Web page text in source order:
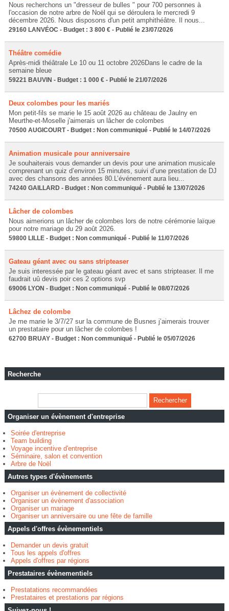
Nous recherchons un "dresseur de bulles " pour 700 personnes à
l'occasion de notre arbre de Noël qui se déroulera le mercredi 9
décembre 2026. Nous disposons d'un petit amphithéâtre. Il nous...
29160 LANVÉOC - Budget : 3 800 € - Publié le 23/07/2026
Théâtre comédie
Après-midi théâtrale Le 10 ou 11 octobre 2026Dans le cadre de la
semaine bleue
59221 BAUVIN - Budget : 1 000 € - Publié le 21/07/2026
Deux colombes pour les mariés
Mon petit-fils se marie le 15 août 2026 au château de Jaulny en
Meurthe-et-Moselle j'aimerais un lâcher de colombes
70500 AUGICOURT - Budget : Non communiqué - Publié le 14/07/2026
Animation musicale pour anniversaire
Je souhaiterais vous demander un devis pour une animation musicale
comprenant un quiz d’environ 15 minutes, suivi d’une prestation de DJ
avec des chansons des années 80.L’événement aura lieu...
74240 GAILLARD - Budget : Non communiqué - Publié le 13/07/2026
Lâcher de colombes
Nous aimerions un lâcher de colombes lors de notre cérémonie laïque
pour notre mariage du 29 août 2026.
59800 LILLE - Budget : Non communiqué - Publié le 11/07/2026
Gateau géant avec ou sans stripteaser
Je suis interessée par le gateau géant avec et sans stripteaser. Il me
faudrait uû devis poir ces 2 options svp
69006 LYON - Budget : Non communiqué - Publié le 08/07/2026
Lâchez de colombe
Je me marie le 3/7/27 sur la commune de Busnes j’aimerais trouver
un prestataire pour un lâcher de colombes !
62700 BRUAY - Budget : Non communiqué - Publié le 05/07/2026
Recherche
Organiser un évènement d'entreprise
Soirée d'entreprise
Team building
Voyage incentive d'entreprise
Séminaire, salon et convention
Arbre de Noël
Autres types d'évènements
Organiser un évènement de collectivité
Organiser un évènement d'association
Organiser un mariage
Organiser un anniversaire ou une fête de famille
Appels d'offres évènementiels
Demander un devis gratuit
Tous les appels d'offres
Appels d'offres par régions
Prestataires évènementiels
Prestatations recommandées
Prestataires et prestations par régions